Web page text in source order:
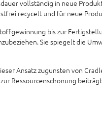
vollständig in neue
recycelt und für neue
bis zur
Sie spiegelt die
Ansatz zugunsten von
Ressourcenschonung